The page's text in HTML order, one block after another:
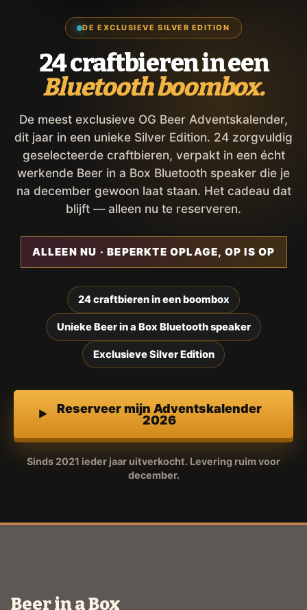
DE EXCLUSIEVE SILVER EDITION
24 craftbieren in een
Bluetooth boombox.
De meest exclusieve OG Beer Adventskalender,
dit jaar in een unieke Silver Edition. 24 zorgvuldig
geselecteerde craftbieren, verpakt in een écht
werkende Beer in a Box Bluetooth speaker die je
na december gewoon laat staan. Het cadeau dat
blijft — alleen nu te reserveren.
ALLEEN NU · BEPERKTE OPLAGE, OP IS OP
24 craftbieren in een boombox
Unieke Beer in a Box Bluetooth speaker
Exclusieve Silver Edition
Reserveer mijn Adventskalender
2026
Sinds 2021 ieder jaar uitverkocht. Levering ruim voor
december.
Beer in a Box